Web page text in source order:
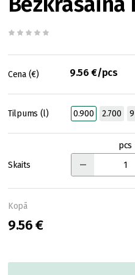
Cena (€) 9.56 €/pcs
Tilpums (l) 0.900 2.700 9
Skaits
pcs
Kopā
9.56 €